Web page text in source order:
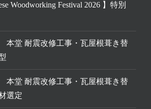
Woodworking Festival 2026 】特別
堂 耐震改修工事・瓦屋根葺き替
堂 耐震改修工事・瓦屋根葺き替
選定